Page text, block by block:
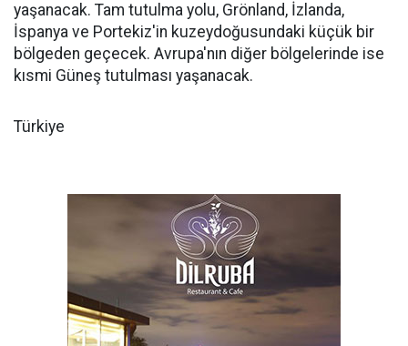
yaşanacak. Tam tutulma yolu, Grönland, İzlanda,
İspanya ve Portekiz'in kuzeydoğusundaki küçük bir
bölgeden geçecek. Avrupa'nın diğer bölgelerinde ise
kısmi Güneş tutulması yaşanacak.
Türkiye